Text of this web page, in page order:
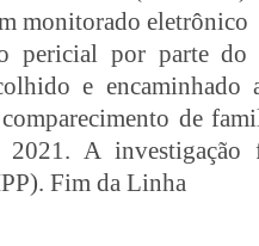
monitorado eletrônico
pericial por parte
e encaminhado
de
2021. A
Fim da Linha